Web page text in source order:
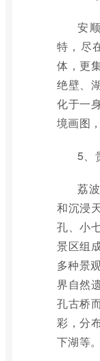
安
特，尽
体，更
绝壁、
化于一
境画图
5、
荔
和沉浸
孔、小
景区组
多种景
界自然
孔古桥
彩，分
下湖等。